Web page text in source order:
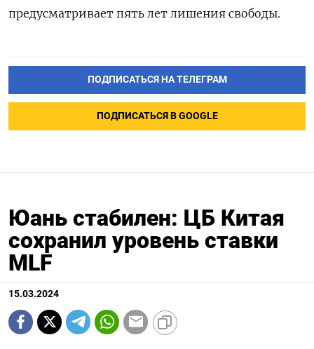
предусматривает пять лет лишения свободы.
ПОДПИСАТЬСЯ НА ТЕЛЕГРАМ
ПОДПИСАТЬСЯ В GOOGLE
Юань стабилен: ЦБ Китая
сохранил уровень ставки
MLF
15.03.2024